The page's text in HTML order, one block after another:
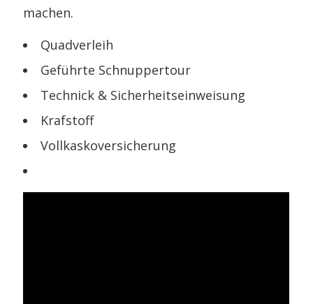
machen.
Quadverleih
Geführte Schnuppertour
Technick & Sicherheitseinweisung
Krafstoff
Vollkaskoversicherung